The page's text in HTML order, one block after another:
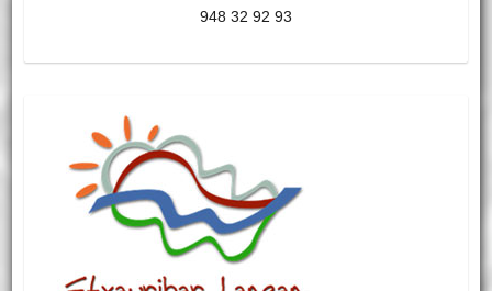
948 32 92 93